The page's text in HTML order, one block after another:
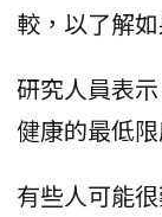
較，以了解
研究人員表
健康的最低
有些人可能